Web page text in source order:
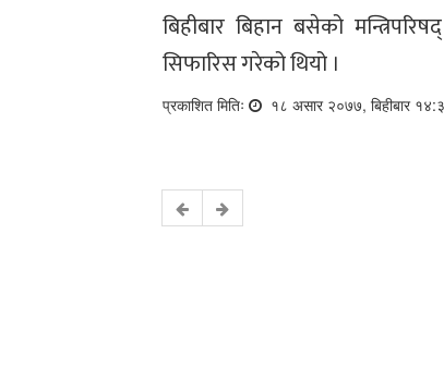
बिहीबार बिहान बसेको
सिफारिस गरेको थियो ।
प्रकाशित मितिः १८ असार २०७७, बिहीबार